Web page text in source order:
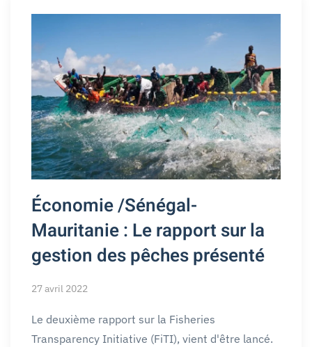
Économie /Sénégal-
Mauritanie : Le rapport sur la
gestion des pêches présenté
27 avril 2022
Le deuxième rapport sur la Fisheries
Transparency Initiative (FiTI), vient d'être lancé.